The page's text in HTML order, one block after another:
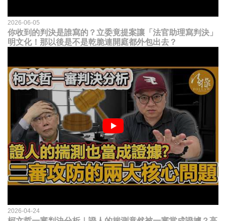
2026-06-05
你收到的判決是誰寫的？立委竟提案讓「法官助理寫判決」
明文化！那以後是不是乾脆連開庭都外包出去？
2026-04-24